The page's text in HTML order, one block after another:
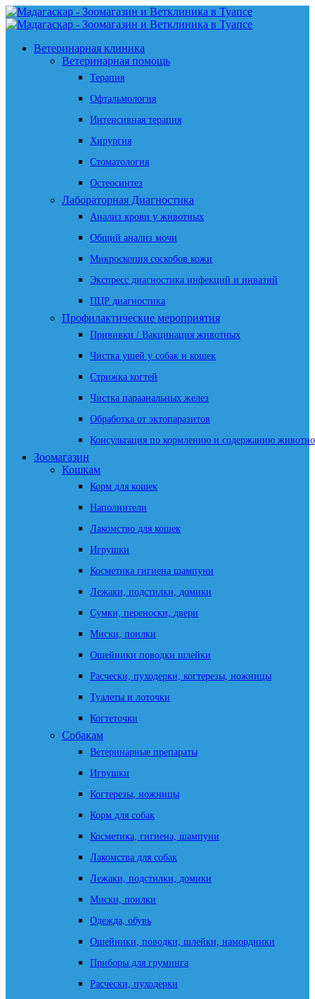
Ветеринарная клиника
Ветеринарная помощь
Терапия
Офтальмология
Интенсивная терапия
Хирургия
Стоматология
Остеосинтез
Лабораторная Диагностика
Анализ крови у животных
Общий анализ мочи
Микроскопия соскобов кожи
Экспресс диагностика инфекций и инвазий
ПЦР диагностика
Профилактические мероприятия
Прививки / Вакцинация животных
Чистка ушей у собак и кошек
Стрижка когтей
Чистка параанальных желез
Обработка от эктопаразитов
Консультация по кормлению и содержанию
Зоомагазин
Кошкам
Корм для кошек
Наполнители
Лакомство для кошек
Игрушки
Косметика гигиена шампуни
Лежаки, подстилки, домики
Сумки, переноски, двери
Миски, поилки
Ошейники поводки шлейки
Расчески, пуходерки, когтерезы, ножницы
Туалеты и лоточки
Когтеточки
Собакам
Ветеринарные препараты
Игрушки
Когтерезы, ножницы
Корм для собак
Косметика, гигиена, шампуни
Лакомства для собак
Лежаки, подстилки, домики
Миски, поилки
Одежда, обувь
Ошейники, поводки, шлейки, намордники
Приборы для груминга
Расчески, пуходерки